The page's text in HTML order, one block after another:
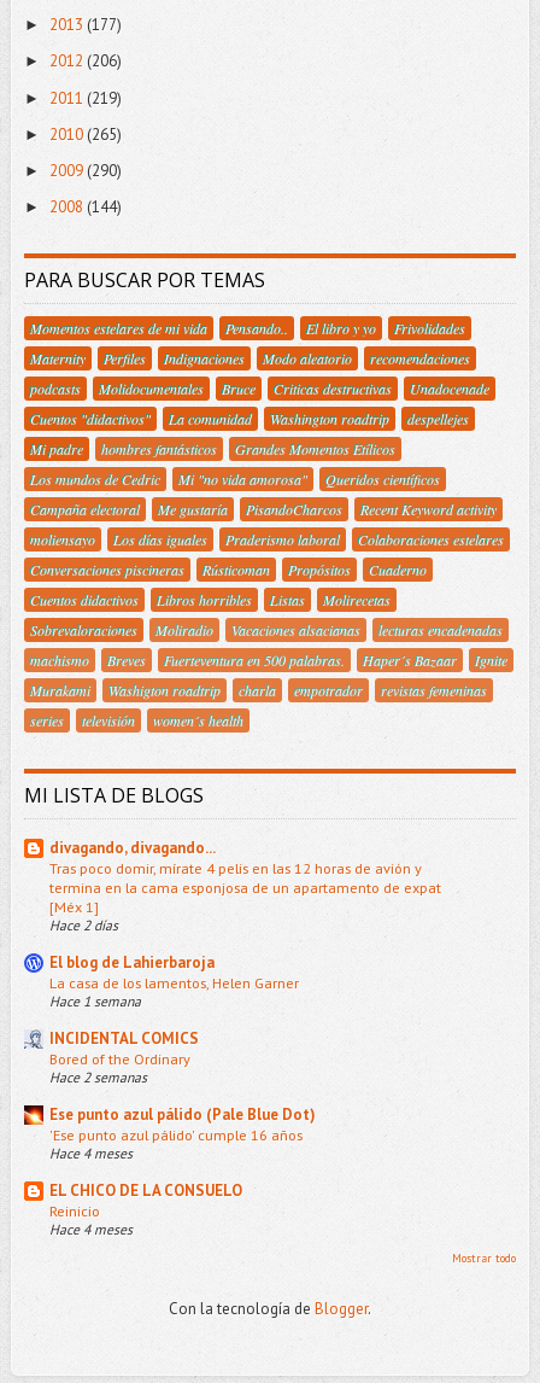
► 2013 (177)
► 2012 (206)
► 2011 (219)
► 2010(265)
► 2009(290)
► 2008 (144)
PARA BUSCAR POR TEMAS
Momentos estelares de mi vida Pensando.. El libro y yo
Frivolidades
Maternity
Perfiles Indignaciones Modo aleatorio
recomendaciones
podcasts
Molidocumentales Bruce Criticas destructivas
Unadocenade
Cuentos "didactivos"
La comunidad Washington roadtrip
despellejes
Mi padre
hombres fantásticos
Grandes Momentos Etílicos
Los mundos de Cedric
Mi "no vida amorosa"
Queridos científicos
Campaña electoral
Me gustaría PisandoCharcos
Recent Keyword activity
moliensayo
Los días iguales Praderismo laboral
Colaboraciones estelares
Conversaciones piscineras
Rústicoman Propósitos
Cuaderno
Cuentos didactivos
Libros horribles Listas
Molirecetas
Sobrevaloraciones
Moliradio Vacaciones alsacianas
lecturas encadenadas
machismo
Breves Fuerteventura en 500 palabras. Haper´s Bazaar
Ignite
Murakami
Washigton roadtrip charla empotrador
revistas femeninas
series
televisión women´s health
MI LISTA DE BLOGS
divagando, divagando...
Tras poco domir, mírate 4 pelis en las 12 horas de avión y
termina en la cama esponjosa de un apartamento de expat
[Méx 1]
Hace 2 días
El blog de Lahierbaroja
La casa de los lamentos, Helen Garner
Hace 1 semana
INCIDENTAL COMICS
Bored of the Ordinary
Hace 2 semanas
Ese punto azul pálido (Pale Blue Dot)
'Ese punto azul pálido' cumple 16 años
Hace 4 meses
EL CHICO DE LA CONSUELO
Reinicio
Hace 4 meses
Mostrar todo
Con la tecnología de Blogger.